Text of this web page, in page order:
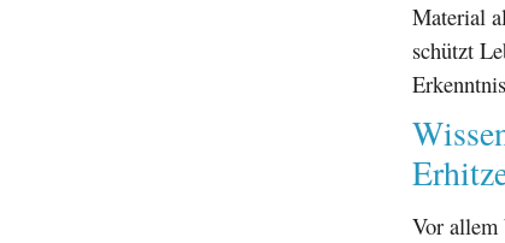
Material
schützt
Vor allem